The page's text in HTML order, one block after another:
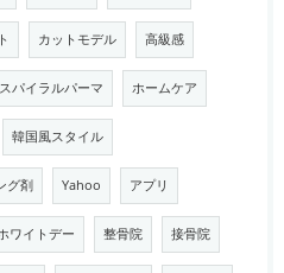
カットモデル 高級感
スパイラルパーマ ホームケア
韓国風スタイル
グ剤 Yahoo アプリ
ワイトデー 整骨院 接骨院